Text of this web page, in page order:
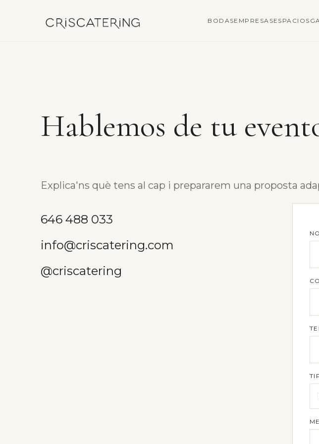
BODASEMPRESASESPACIOS
Hablemos de tu
Explica'ns què tens al cap i prepararem una proposta
646 488 033
info@criscatering.com
@criscatering